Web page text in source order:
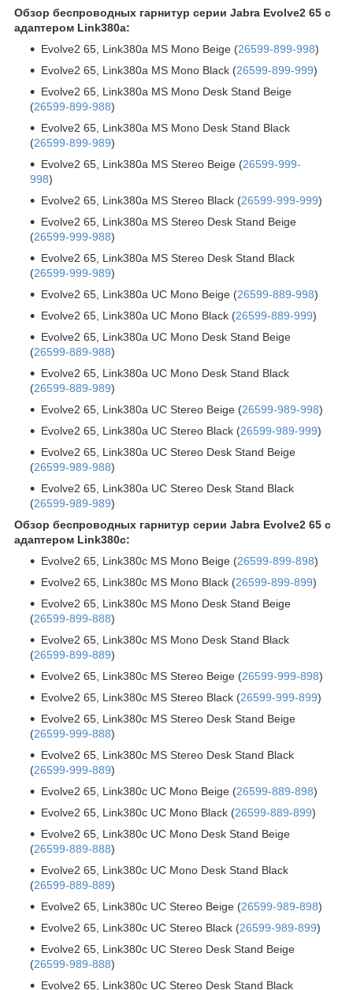
Обзор беспроводных гарнитур серии Jabra Evolve2 65 c
адаптером Link380a:
Evolve2 65, Link380a MS Mono Beige (26599-899-998)
Evolve2 65, Link380a MS Mono Black (26599-899-999)
Evolve2 65, Link380a MS Mono Desk Stand Beige
(26599-899-988)
Evolve2 65, Link380a MS Mono Desk Stand Black
(26599-899-989)
Evolve2 65, Link380a MS Stereo Beige (26599-999-
998)
Evolve2 65, Link380a MS Stereo Black (26599-999-999)
Evolve2 65, Link380a MS Stereo Desk Stand Beige
(26599-999-988)
Evolve2 65, Link380a MS Stereo Desk Stand Black
(26599-999-989)
Evolve2 65, Link380a UC Mono Beige (26599-889-998)
Evolve2 65, Link380a UC Mono Black (26599-889-999)
Evolve2 65, Link380a UC Mono Desk Stand Beige
(26599-889-988)
Evolve2 65, Link380a UC Mono Desk Stand Black
(26599-889-989)
Evolve2 65, Link380a UC Stereo Beige (26599-989-998)
Evolve2 65, Link380a UC Stereo Black (26599-989-999)
Evolve2 65, Link380a UC Stereo Desk Stand Beige
(26599-989-988)
Evolve2 65, Link380a UC Stereo Desk Stand Black
(26599-989-989)
Обзор беспроводных гарнитур серии Jabra Evolve2 65 c
адаптером Link380c:
Evolve2 65, Link380c MS Mono Beige (26599-899-898)
Evolve2 65, Link380c MS Mono Black (26599-899-899)
Evolve2 65, Link380c MS Mono Desk Stand Beige
(26599-899-888)
Evolve2 65, Link380c MS Mono Desk Stand Black
(26599-899-889)
Evolve2 65, Link380c MS Stereo Beige (26599-999-898)
Evolve2 65, Link380c MS Stereo Black (26599-999-899)
Evolve2 65, Link380c MS Stereo Desk Stand Beige
(26599-999-888)
Evolve2 65, Link380c MS Stereo Desk Stand Black
(26599-999-889)
Evolve2 65, Link380c UC Mono Beige (26599-889-898)
Evolve2 65, Link380c UC Mono Black (26599-889-899)
Evolve2 65, Link380c UC Mono Desk Stand Beige
(26599-889-888)
Evolve2 65, Link380c UC Mono Desk Stand Black
(26599-889-889)
Evolve2 65, Link380c UC Stereo Beige (26599-989-898)
Evolve2 65, Link380c UC Stereo Black (26599-989-899)
Evolve2 65, Link380c UC Stereo Desk Stand Beige
(26599-989-888)
Evolve2 65, Link380c UC Stereo Desk Stand Black